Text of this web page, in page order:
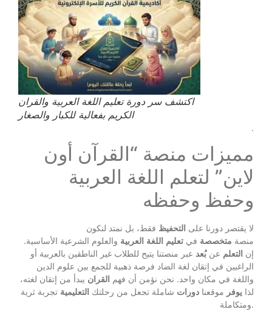
اكتشف سر دورة تعليم اللغة العربية والقران
الكريم بفعالية للكبار والصغار
.
مميزات منصة “القرآن أون
لاين” لتعلم اللغة العربية
وحفظ وحفظه
لا يقتصر دورنا على التحفيظ فقط، بل نمتد لنكون
منصة متخصصة في تعليم اللغة العربية والعلوم الشرعية الأساسية.
إن التعلم عنبُعد عبر منصتنا يتيح للطلاب غير الناطقين بالعربية أو
الراغبين في إتقان لغة الضاد فرصة ذهبية للجمع بين علوم الدين
واللغة في مكان واحد. نحن نؤمن أن فهم القران يبدأ من إتقان لغته،
لذا يوفر موقعنا دورات شاملة تجعل من رحلتك التعليمية تجربة ثرية
ومتكاملة.